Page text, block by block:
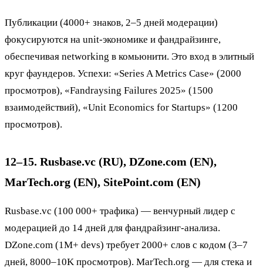
Публикации (4000+ знаков, 2–5 дней модерации)
фокусируются на unit-экономике и фандрайзинге,
обеспечивая networking в комьюнити. Это вход в элитный
круг фаундеров. Успехи: «Series A Metrics Case» (2000
просмотров), «Fandraysing Failures 2025» (1500
взаимодействий), «Unit Economics for Startups» (1200
просмотров).
12–15. Rusbase.vc (RU), DZone.com (EN),
MarTech.org (EN), SitePoint.com (EN)
Rusbase.vc (100 000+ трафика) — венчурный лидер с
модерацией до 14 дней для фандрайзинг-анализа.
DZone.com (1M+ devs) требует 2000+ слов с кодом (3–7
дней, 8000–10K просмотров). MarTech.org — для стека и